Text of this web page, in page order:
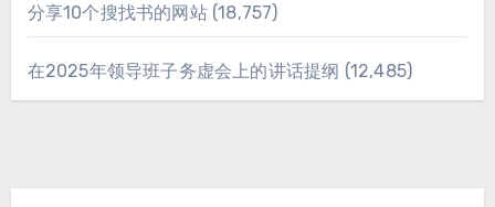
分享10个搜找书的网站 (18,757)
在2025年领导班子务虚会上的讲话提纲 (12,485)